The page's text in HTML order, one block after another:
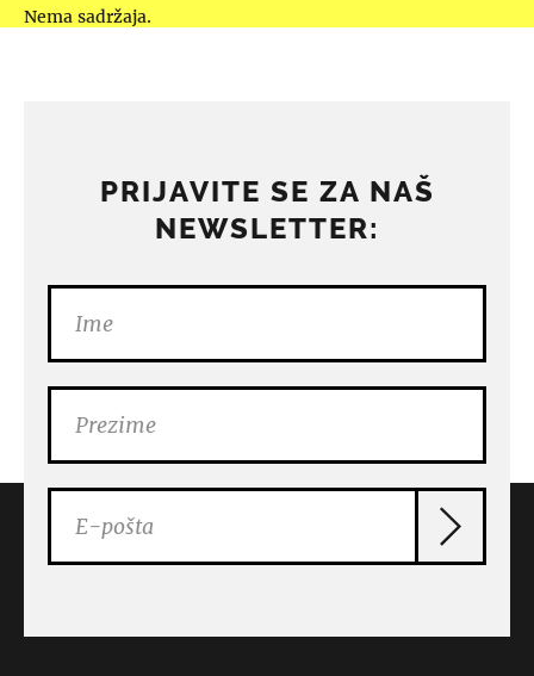
Nema sadržaja.
PRIJAVITE SE ZA NAŠ
NEWSLETTER: